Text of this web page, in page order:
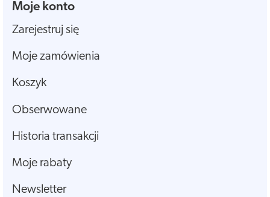
Moje konto
Zarejestruj się
Moje zamówienia
Koszyk
Obserwowane
Historia transakcji
Moje rabaty
Newsletter